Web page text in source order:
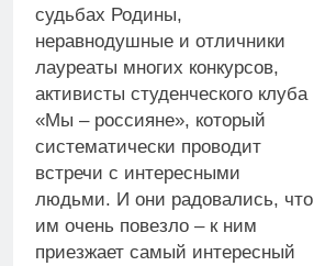
судьбах Родины,
неравнодушные и отличники
лауреаты многих конкурсов,
активисты студенческого клуба
«Мы – россияне», который
систематически проводит
встречи с интересными
людьми. И они радовались, что
им очень повезло – к ним
приезжает самый интересный